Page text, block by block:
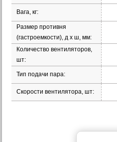
Вага, кг:
Размер противня
(гастроемкости), д х ш, мм:
Количество вентиляторов,
шт:
Тип подачи пара:
Скорости вентилятора, шт: